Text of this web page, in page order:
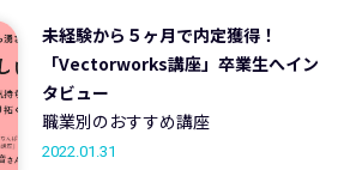
未経験から５ヶ月で内定獲得！
「Vectorworks講座」卒業生へイン
タビュー
職業別のおすすめ講座
2022.01.31